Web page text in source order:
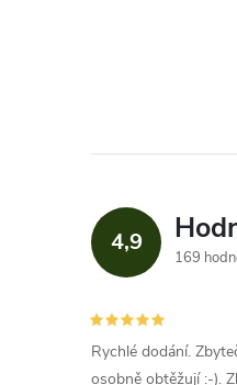
4,9
169
Rychlé dodání.
osobně obtěžují :-).